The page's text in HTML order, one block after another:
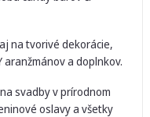
na tvorivé dekorácie,
a doplnkov.
svadby v prírodnom
oslavy a všetky